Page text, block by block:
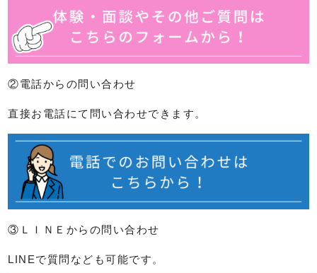
②電話からの問い合わせ
直接お電話にて問い合わせできます。
③ＬＩＮＥからの問い合わせ
LINEで質問なども可能です。